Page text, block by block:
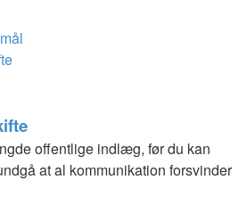
offentlige indlæg, før du kan
at al kommunikation forsvinder